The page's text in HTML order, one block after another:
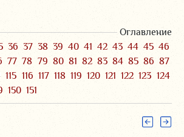
Оглавление
36 37 38 39 40 41 42 43 44 45 46
77 78 79 80 81 82 83 84 85 86 87
115 116 117 118 119 120 121 122 123 124
150 151